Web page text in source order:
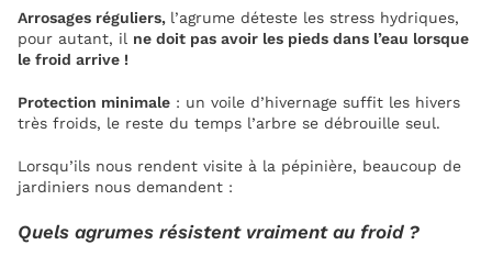
Arrosages réguliers, l’agrume déteste les stress hydriques,
pour autant, il ne doit pas avoir les pieds dans l’eau lorsque
le froid arrive !
Protection minimale : un voile d’hivernage suffit les hivers
très froids, le reste du temps l’arbre se débrouille seul.
Lorsqu’ils nous rendent visite à la pépinière, beaucoup de
jardiniers nous demandent :
Quels agrumes résistent vraiment au froid ?